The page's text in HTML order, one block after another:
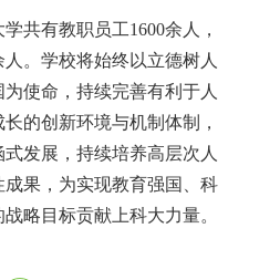
共有教职员工1600余人，
。学校将始终以立德树人
使命，持续完善有利于人
的创新环境与机制体制，
发展，持续培养高层次人
果，为实现教育强国、科
略目标贡献上科大力量。